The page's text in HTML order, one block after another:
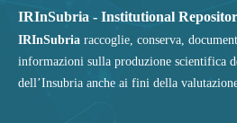
IRInSubria - Institutional
IRInSubria raccoglie, conserva,
informazioni sulla produzione scientifica
dell’Insubria anche ai fini della